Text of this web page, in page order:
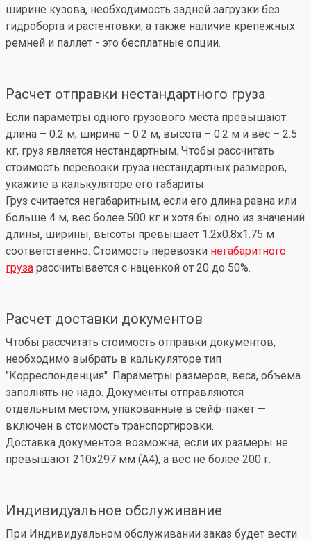
ширине кузова, необходимость задней загрузки без
гидроборта и растентовки, а также наличие крепёжных
ремней и паллет - это бесплатные опции.
Расчет отправки нестандартного груза
Если параметры одного грузового места превышают:
длина – 0.2 м, ширина – 0.2 м, высота – 0.2 м и вес – 2.5
кг, груз является нестандартным. Чтобы рассчитать
стоимость перевозки груза нестандартных размеров,
укажите в калькуляторе его габариты.
Груз считается негабаритным, если его длина равна или
больше 4 м, вес более 500 кг и хотя бы одно из значений
длины, ширины, высоты превышает 1.2x0.8x1.75 м
соответственно. Стоимость перевозки негабаритного
груза рассчитывается с наценкой от 20 до 50%.
Расчет доставки документов
Чтобы рассчитать стоимость отправки документов,
необходимо выбрать в калькуляторе тип
"Корреспонденция". Параметры размеров, веса, объема
заполнять не надо. Документы отправляются
отдельным местом, упакованные в сейф-пакет —
включен в стоимость транспортировки.
Доставка документов возможна, если их размеры не
превышают 210x297 мм (А4), а вес не более 200 г.
Индивидуальное обслуживание
При Индивидуальном обслуживании заказ будет вести